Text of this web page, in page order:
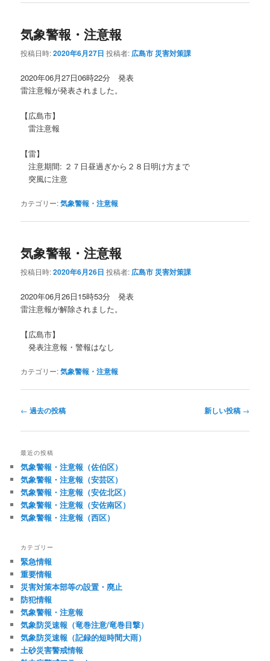
気象警報・注意報
投稿日時:2020年6月27日 投稿者: 広島市 災害対策課
2020年06月27日06時22分 発表
雷注意報が発表されました。
【広島市】
雷注意報
【雷】
注意期間: ２７日昼過ぎから２８日明け方まで
突風に注意
カテゴリー:気象警報・注意報
気象警報・注意報
投稿日時:2020年6月26日 投稿者: 広島市 災害対策課
2020年06月26日15時53分 発表
雷注意報が解除されました。
【広島市】
発表注意報・警報はなし
カテゴリー:気象警報・注意報
投
ナ
ー
シ
ョ
ン
← 過去の投稿 新しい投稿 →
最近の投稿
気象警報・注意報（佐伯区）
気象警報・注意報（安芸区）
気象警報・注意報（安佐北区）
気象警報・注意報（安佐南区）
気象警報・注意報（西区）
カテゴリー
緊急情報
重要情報
災害対策本部等の設置・廃止
防犯情報
気象警報・注意報
気象防災速報（竜巻注意/竜巻目撃）
気象防災速報（記録的短時間大雨）
土砂災害警戒情報